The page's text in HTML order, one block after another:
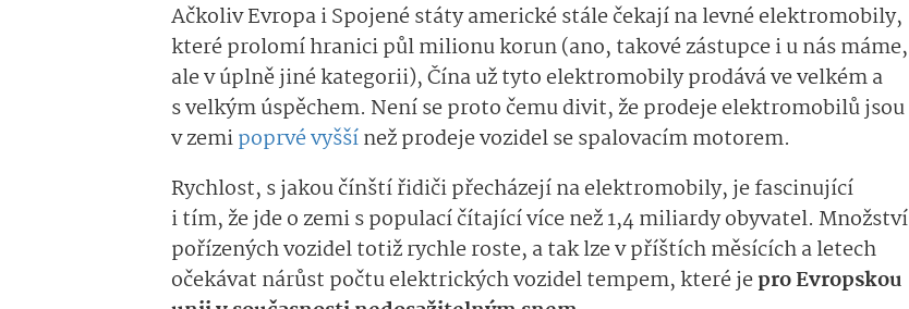
Ačkoliv Evropa i Spojené státy americké stále čekají na levné elektromobily,
které prolomí hranici půl milionu korun (ano, takové zástupce i u nás máme,
ale v úplně jiné kategorii), Čína už tyto elektromobily prodává ve velkém a
s velkým úspěchem. Není se proto čemu divit, že prodeje elektromobilů jsou
v zemipoprvé vyššínež prodeje vozidel se spalovacím motorem.
Rychlost, s jakou čínští řidiči přecházejí na elektromobily, je fascinující
i tím, že jde o zemi s populací čítající více než 1,4 miliardy obyvatel. Množství
pořízených vozidel totiž rychle roste, a tak lze v příštích měsících a letech
očekávat nárůst počtu elektrických vozidel tempem, které jepro Evropskou